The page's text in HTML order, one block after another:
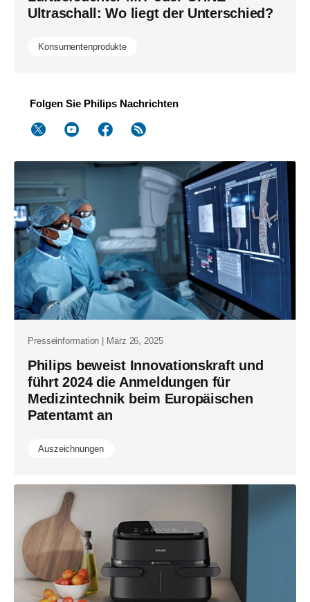
Ultraschall: Wo liegt der Unterschied?
Konsumentenprodukte
Folgen Sie Philips Nachrichten
Presseinformation | März 26, 2025
Philips beweist Innovationskraft und
führt 2024 die Anmeldungen für
Medizintechnik beim Europäischen
Patentamt an
Auszeichnungen